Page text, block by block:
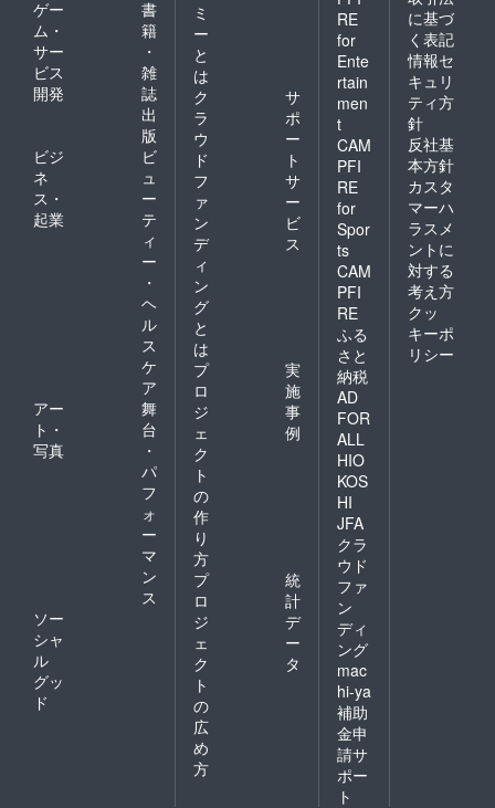
ゲー
ム・
サー
ビス
開発
書
籍
・
雑
誌
出
版
ビジ
ネ
ス・
起業
ビ
ュ
ー
テ
ィ
ー
・
ヘ
ル
ス
ケ
ア
アー
ト・
写真
舞
台
・
パ
フ
ォ
ー
マ
ン
ス
ソー
シャ
ル
グッ
ド
ミ
ー
と
は
ク
ラ
ウ
ド
フ
ァ
ン
デ
ィ
ン
グ
と
は
サ
ポ
ー
ト
サ
ー
ビ
ス
プ
ロ
ジ
ェ
ク
ト
の
作
り
方
実
施
事
例
プ
ロ
ジ
ェ
ク
ト
の
広
め
方
統
計
デ
ー
タ
RE
for
Ente
rtain
men
t
CAM
PFI
RE
for
Spor
ts
CAM
PFI
RE
ふる
さと
納税
AD
FOR
ALL
HIO
KOS
HI
JFA
クラ
ウド
ファ
ン
ディ
ング
mac
hi-ya
補助
金申
請サ
ポー
ト
に基づ
く表記
情報セ
キュリ
ティ方
針
反社基
本方針
カスタ
マーハ
ラスメ
ントに
対する
考え方
クッ
キーポ
リシー